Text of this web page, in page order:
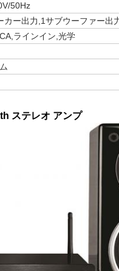
50Hz
カー出力,1サブウーファー出
ラインイン,光学
ステレオ アンプ